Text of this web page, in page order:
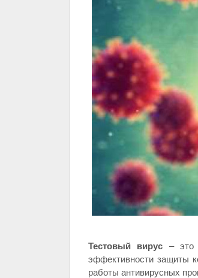
Тестовый вирус – это
эффективности защиты
работы антивирусных